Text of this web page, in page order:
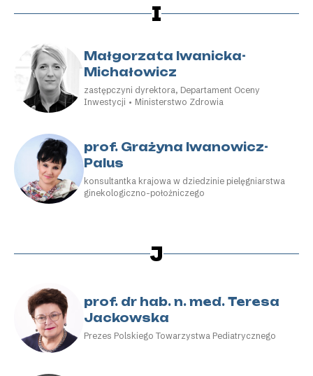
I
Małgorzata Iwanicka-
Michałowicz
zastępczyni dyrektora, Departament Oceny
Inwestycji • Ministerstwo Zdrowia
prof. Grażyna Iwanowicz-
Palus
konsultantka krajowa w dziedzinie pielęgniarstwa
ginekologiczno-położniczego
J
prof. dr hab. n. med. Teresa
Jackowska
Prezes Polskiego Towarzystwa Pediatrycznego